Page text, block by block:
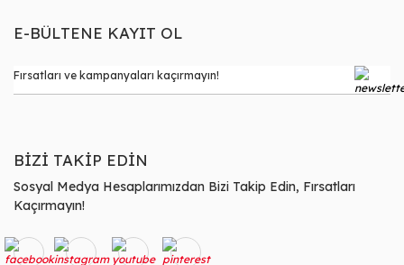
E-BÜLTENE KAYIT OL
BİZİ TAKİP EDİN
Sosyal Medya Hesaplarımızdan Bizi Takip Edin, Fırsatları
Kaçırmayın!